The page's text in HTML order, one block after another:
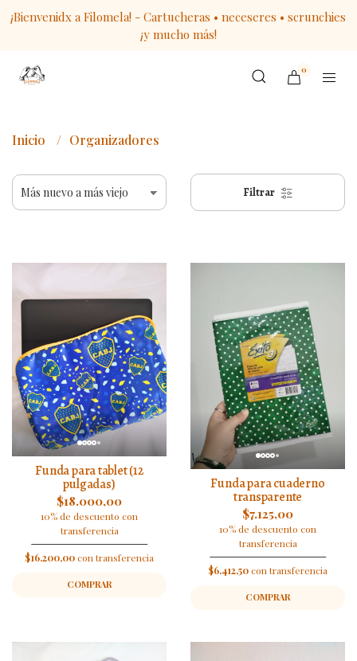
¡Bienvenidx a Filomela! - Cartucheras • neceseres • scrunchies
¡y mucho más!
0
Inicio Organizadores
Filtrar
Funda para tablet (12
pulgadas)
$18.000,00
10% de descuento con
transferencia
$16.200,00con transferencia
COMPRAR
Funda para cuaderno
transparente
$7.125,00
10% de descuento con
transferencia
$6.412,50con transferencia
COMPRAR